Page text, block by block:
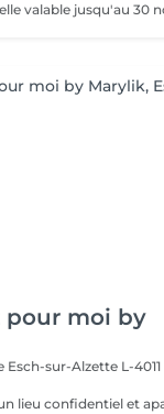
pour moi by
Esch-sur-Alzette L-4011
lieu confidentiel et